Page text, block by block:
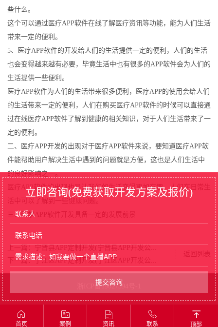
些什么。
这个可以通过医疗APP软件在线了解医疗资讯等功能，能为人们生活
带来一定的便利。
5、医疗APP软件的开发给人们的生活提供一定的便利，人们的生活
也会变得越来越有必要，毕竟生活中也有很多的APP软件会为人们的
生活提供一些便利。
医疗APP软件为人们的生活带来很多便利，医疗APP的使用会给人们
的生活带来一定的便利，人们在购买医疗APP软件的时候可以直接通
过在线医疗APP软件了解到健康的相关知识，对于人们生活带来了一
定的便利。
二、医疗APP开发的出现对于医疗APP软件来说，要知道医疗APP软
件能帮助用户解决生活中遇到的问题就是方便，这也是人们生活中
的良好影响之一。
医疗APP软件的出现也是让我们的生活变得更加有趣，人们在日常生
活中可以了解到一些健康问题。
三、医学APP软件开发具备一定的发展前景
上一篇：宁晋县APP定制开发(宁晋县APP开发公...
下一篇：宁江区APP定制开发(宁江区APP开发公...
返回列表
浙ICP备19027394号-1
首页 案例 资讯 联系 顶部
立即咨询(免费获取开发方案及报价)